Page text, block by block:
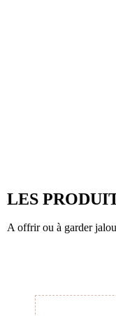
LES
A offrir ou à garder